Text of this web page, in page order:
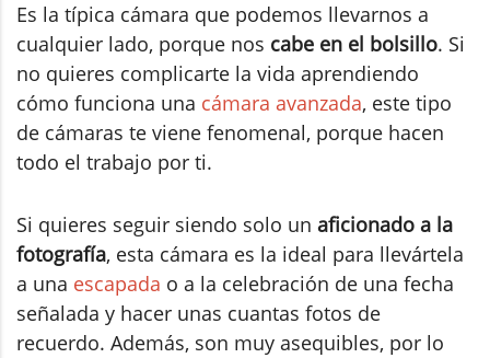
Es la típica cámara que podemos llevarnos a
cualquier lado, porque nos cabe en el bolsillo. Si
no quieres complicarte la vida aprendiendo
cómo funciona una cámara avanzada, este tipo
de cámaras te viene fenomenal, porque hacen
todo el trabajo por ti.
Si quieres seguir siendo solo un aficionado a la
fotografía, esta cámara es la ideal para llevártela
a una escapada o a la celebración de una fecha
señalada y hacer unas cuantas fotos de
recuerdo. Además, son muy asequibles, por lo